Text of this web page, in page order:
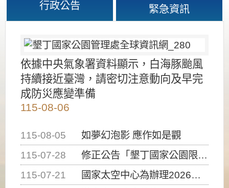
行政公告 緊急資訊
依據中央氣象署資料顯示，白海豚颱風
持續接近臺灣，請密切注意動向及早完
成防災應變準備
115-08-06
115-08-05
如夢幻泡影 應作如是觀
115-07-28
修正公告「墾丁國家公園限制水域遊憩活動之種類、範圍、時間及行為」，自即日生效。
115-07-21
國家太空中心為辦理2026台灣盃火箭競賽，陸、海、空域警戒及協調相關事宜，因颱風備案事宜